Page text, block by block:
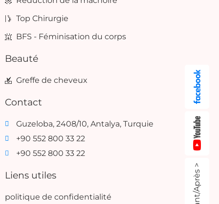
Top Chirurgie
BFS - Féminisation du corps
Beauté
Greffe de cheveux
Contact
Guzeloba, 2408/10, Antalya, Turquie
+90 552 800 33 22
+90 552 800 33 22
Liens utiles
politique de confidentialité Avant/Après >